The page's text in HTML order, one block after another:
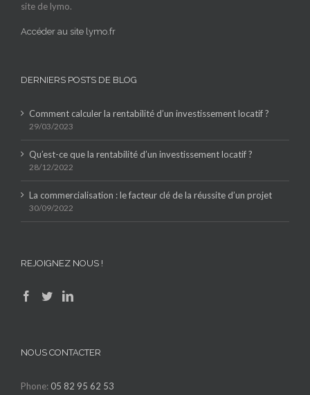
site de lymo.
Accéder au site lymo.fr
DERNIERS POSTS DE BLOG
Comment calculer la rentabilité d’un investissement locatif ?
29/03/2023
Qu’est-ce que la rentabilité d’un investissement locatif ?
28/12/2022
La commercialisation : le facteur clé de la réussite d’un projet
30/09/2022
REJOIGNEZ NOUS !
NOUS CONTACTER
Phone: 05 82 95 62 53